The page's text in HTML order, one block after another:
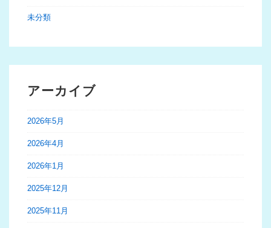
未分類
アーカイブ
2026年5月
2026年4月
2026年1月
2025年12月
2025年11月